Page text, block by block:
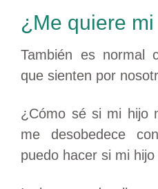
¿Me quiere
También es normal
que sienten por
¿Cómo sé si mi hijo
me desobedece
puedo hacer si mi